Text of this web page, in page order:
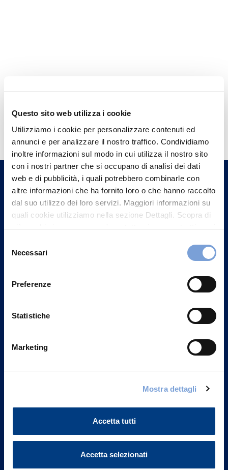
Questo sito web utilizza i cookie
Utilizziamo i cookie per personalizzare contenuti ed
annunci e per analizzare il nostro traffico. Condividiamo
inoltre informazioni sul modo in cui utilizza il nostro sito
con i nostri partner che si occupano di analisi dei dati
web e di pubblicità, i quali potrebbero combinarle con
altre informazioni che ha fornito loro o che hanno raccolto
dal suo utilizzo dei loro servizi. Maggiori informazioni su
quali cookie utilizziamo nella sezione Dettagli. Scopra di
più su chi siamo, come può contattarci e come trattiamo i
può trovare nel footer del sito nella sezione "Informativa
delNecessari
Preferenze
Statistiche
Marketing
Mostra dettagli
Accetta tutti
Accetta selezionati
Hai bisogno di
informazioni?
Trova l'Agenzia più vicina a te e parla con
un nostro Agente.
Contattaci
Vittoria Assicurazioni S.p.A.
Governance